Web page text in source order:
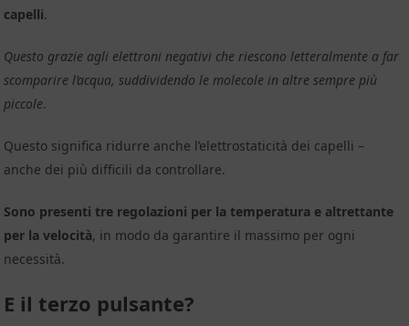
capelli.
Questo grazie agli elettroni negativi che riescono letteralmente a far
scomparire l’acqua, suddividendo le molecole in altre sempre più
piccole.
Questo significa ridurre anche l’elettrostaticità dei capelli –
anche dei più difficili da controllare.
Sono presenti tre regolazioni per la temperatura e altrettante
per la velocità, in modo da garantire il massimo per ogni
necessità.
E il terzo pulsante?